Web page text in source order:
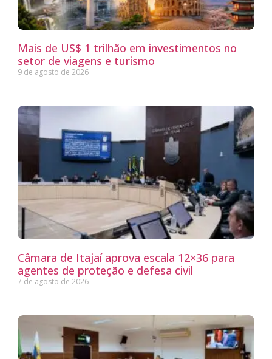
Mais de US$ 1 trilhão em investimentos no
setor de viagens e turismo
9 de agosto de 2026
Câmara de Itajaí aprova escala 12×36 para
agentes de proteção e defesa civil
7 de agosto de 2026